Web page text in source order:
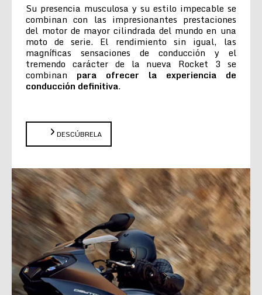
Su presencia musculosa y su estilo impecable se
combinan con las impresionantes prestaciones
del motor de mayor cilindrada del mundo en una
moto de serie. El rendimiento sin igual, las
magníficas sensaciones de conducción y el
tremendo carácter de la nueva Rocket 3 se
combinan para ofrecer la experiencia de
conducción definitiva.
DESCÚBRELA